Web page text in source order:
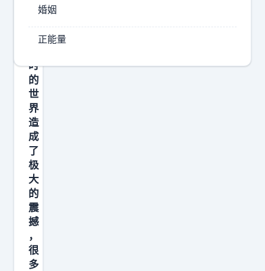
当
华
盛
将
“
堤
丰
”
导
弹
系
统
运
抵
日
族
对
时
的
世
界
造
成
了
极
大
的
震
撼
，
很
多
婚姻
正能量